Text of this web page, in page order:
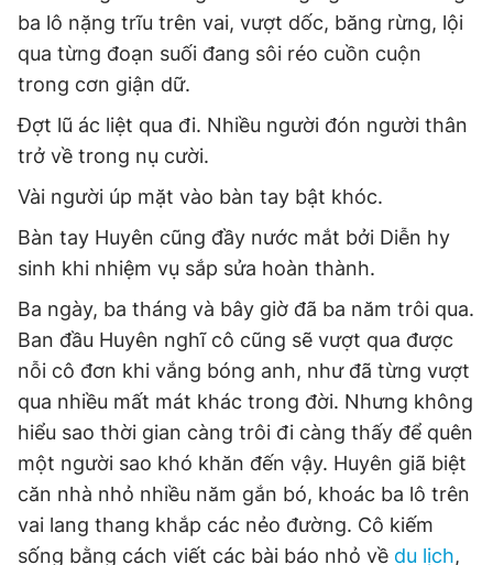
ba lô nặng trĩu trên vai, vượt dốc, băng rừng, lội
qua từng đoạn suối đang sôi réo cuồn cuộn
trong cơn giận dữ.
Đợt lũ ác liệt qua đi. Nhiều người đón người thân
trở về trong nụ cười.
Vài người úp mặt vào bàn tay bật khóc.
Bàn tay Huyên cũng đầy nước mắt bởi Diễn hy
sinh khi nhiệm vụ sắp sửa hoàn thành.
Ba ngày, ba tháng và bây giờ đã ba năm trôi qua.
Ban đầu Huyên nghĩ cô cũng sẽ vượt qua được
nỗi cô đơn khi vắng bóng anh, như đã từng vượt
qua nhiều mất mát khác trong đời. Nhưng không
hiểu sao thời gian càng trôi đi càng thấy để quên
một người sao khó khăn đến vậy. Huyên giã biệt
căn nhà nhỏ nhiều năm gắn bó, khoác ba lô trên
vai lang thang khắp các nẻo đường. Cô kiếm
sống bằng cách viết các bài báo nhỏ về du lịch,